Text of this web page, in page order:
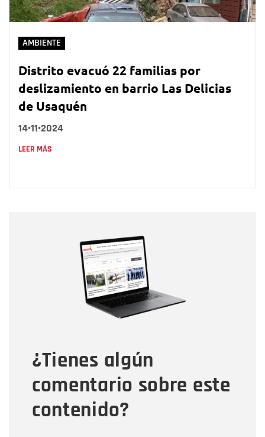
AMBIENTE
Distrito evacuó 22 familias por
deslizamiento en barrio Las Delicias
de Usaquén
14•11•2024
LEER MÁS
¿Tienes algún
comentario sobre este
contenido?
Correo electrónico
Tipo de comentario
Mensaje